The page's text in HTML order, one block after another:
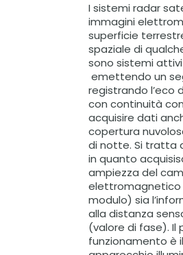
I sistemi radar
immagini
superficie
spaziale di
sono sistemi
emettendo un
registrando l’eco
con continuità
acquisire dati
copertura
di notte. Si tratta
in quanto
ampiezza del
modulo) sia
alla distanza
(valore di fase). Il
funzionamento è